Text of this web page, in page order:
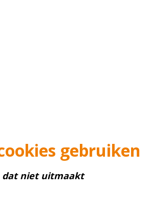
gebruiken
dat niet uitmaakt